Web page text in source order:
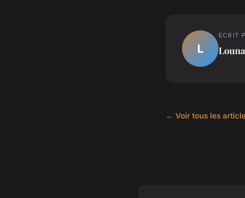
L
ECRIT
Louna
← Voir tous les